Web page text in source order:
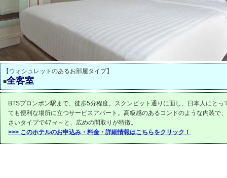
【ウォシュレットのあるお部屋タイプ】
■全客室
BTSプロンポン駅まで、徒歩5分程度。スクンビット通りに面し、日本人にとっ
ても便利な場所に立つサービスアパート。高級感のあるコンドのような内装で
さいタイプで47㎡～と、広めの間取りが特徴。
>>> このホテルのお申込み・料金・詳細情報はこちらをクリック！